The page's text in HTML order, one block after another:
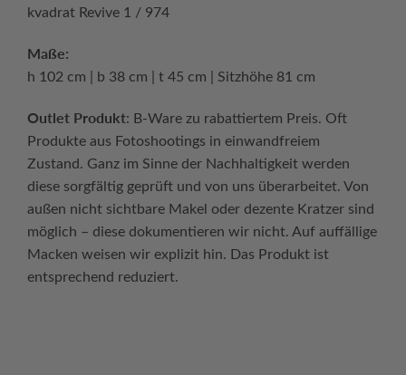
kvadrat Revive 1 / 974
Maße:
h 102 cm | b 38 cm | t 45 cm | Sitzhöhe 81 cm
Outlet Produkt: B-Ware zu rabattiertem Preis. Oft
Produkte aus Fotoshootings in einwandfreiem
Zustand. Ganz im Sinne der Nachhaltigkeit werden
diese sorgfältig geprüft und von uns überarbeitet. Von
außen nicht sichtbare Makel oder dezente Kratzer sind
möglich – diese dokumentieren wir nicht. Auf auffällige
Macken weisen wir explizit hin. Das Produkt ist
entsprechend reduziert.